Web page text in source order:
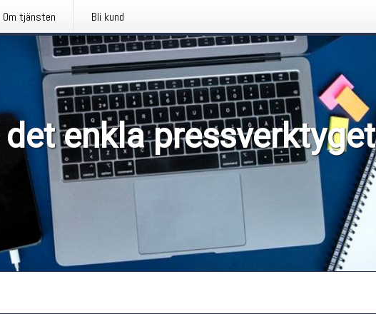
Om tjänsten Bli kund
enkla pressverktyget